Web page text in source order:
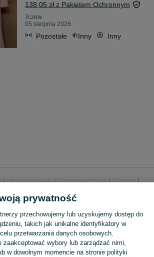
138,05 zł z Pakietem Ochronnym
Tczew
05 sierpnia 2026
Pozostałe Inny Inny
Ubrania damskie Odzież wierzchnia
Płaszcze
Szeroki wybór płaszczy damskich Tczew ▶️ wełniane, kaszmirowe, klasyczne i oversize ✅ Nowe i używane w dobrych cenach ✌ Sprawdź oferty na OLX.pl! Zobacz
prywatność
przechowujemy lub uzyskujemy dostęp do
takich jak unikalne identyfikatory w
przetwarzania danych osobowych.
zaakceptować wybory lub zarządzać nimi,
w dowolnym momencie na stronie polityki